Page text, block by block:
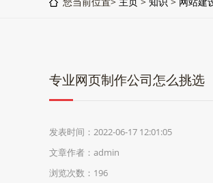
专业网页制作公司怎么挑选
发表时间：2022-06-17 12:01:05
文章作者：admin
浏览次数： 196